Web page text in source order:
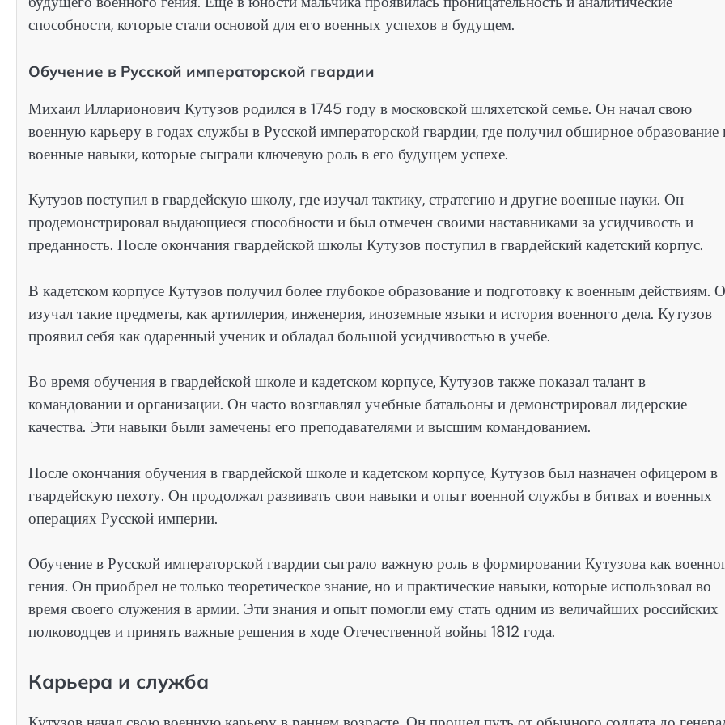
способности, которые стали основой для его военных успехов в будущем.
Обучение в Русской императорской гвардии
Михаил Илларионович Кутузов родился в 1745 году в московской шляхетской семье. Он начал свою
военную карьеру в годах службы в Русской императорской гвардии, где получил обширное образование
военные навыки, которые сыграли ключевую роль в его будущем успехе.
Кутузов поступил в гвардейскую школу, где изучал тактику, стратегию и другие военные науки. Он
продемонстрировал выдающиеся способности и был отмечен своими наставниками за усидчивость и
преданность. После окончания гвардейской школы Кутузов поступил в гвардейский кадетский корпус.
В кадетском корпусе Кутузов получил более глубокое образование и подготовку к военным действиям.
изучал такие предметы, как артиллерия, инженерия, иноземные языки и история военного дела. Кутузов
проявил себя как одаренный ученик и обладал большой усидчивостью в учебе.
Во время обучения в гвардейской школе и кадетском корпусе, Кутузов также показал талант в
командовании и организации. Он часто возглавлял учебные батальоны и демонстрировал лидерские
качества. Эти навыки были замечены его преподавателями и высшим командованием.
После окончания обучения в гвардейской школе и кадетском корпусе, Кутузов был назначен офицером в
гвардейскую пехоту. Он продолжал развивать свои навыки и опыт военной службы в битвах и военных
операциях Русской империи.
Обучение в Русской императорской гвардии сыграло важную роль в формировании Кутузова как
гения. Он приобрел не только теоретическое знание, но и практические навыки, которые использовал во
время своего служения в армии. Эти знания и опыт помогли ему стать одним из величайших российских
полководцев и принять важные решения в ходе Отечественной войны 1812 года.
Карьера и служба